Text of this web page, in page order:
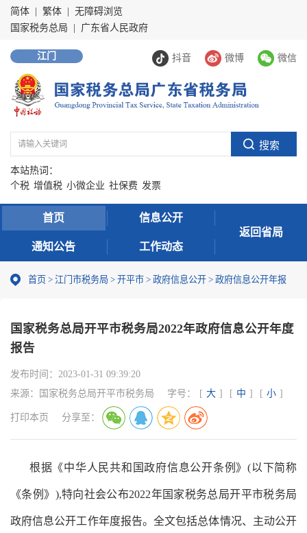
简体 繁体
无障碍浏览
国家税务总局
广东省人民政府
抖音 微博 微信
江门
本站热词：
个税 增值税 小微企业 社保费 发票
首页 信息公开
通知公告 工作动态
返回省局
首页 > 江门市税务局 > 开平市 > 政府信息公开 > 政府信息公开年报
国家税务总局开平市税务局2022年政府信息公开年度
报告
发布时间： 2023-01-31 09:39:20
来源：
国家税务总局开平市税务局 字号： [ 大 ] [ 中 ] [ 小 ]
打印本页 分享至：
根据《中华人民共和国政府信息公开条例》(以下简称
《条例》 ),特向社会公布2022年国家税务总局开平市税务局
政府信息公开工作年度报告。全文包括总体情况、主动公开